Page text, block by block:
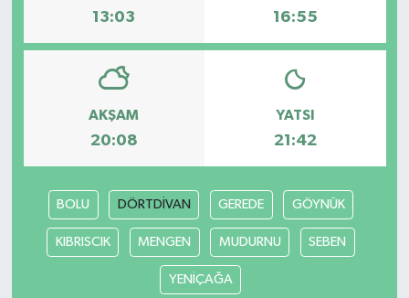
13:03 16:55
AKŞAM
20:08
YATSI
21:42
BOLU DÖRTDİVAN GEREDE GÖYNÜK
KIBRISCIK MENGEN MUDURNU SEBEN
YENİÇAĞA